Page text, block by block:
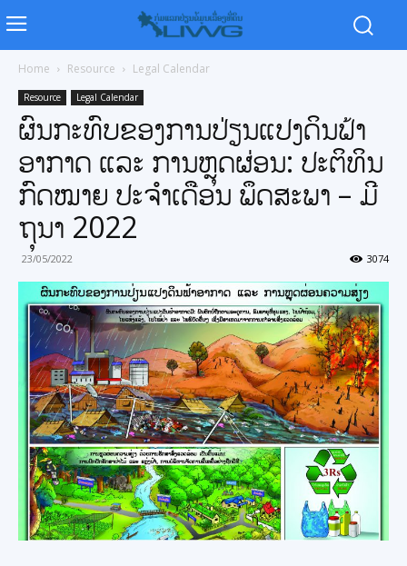
Home Resource Legal Calendar
Resource Legal Calendar
ຜົນກະທົບຂອງການປ່ຽນແປງດິນຟ້າ
ອາກາດ ແລະ ການຫຼຸດຜ່ອນ: ປະຕິທິນ
ກົດໝາຍ ປະຈຳເດືອນ ພຶດສະພາ – ມີ
ຖຸນາ 2022
23/05/2022 3074